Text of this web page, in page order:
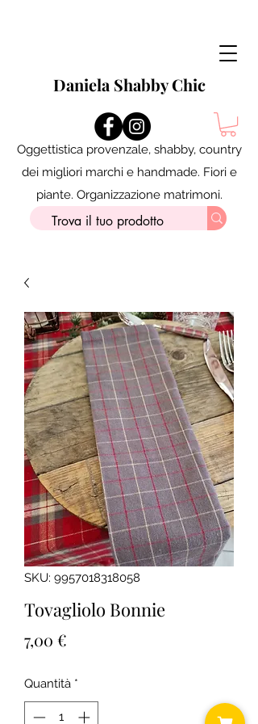
Daniela Shabby Chic
Oggettistica provenzale, shabby, country
dei migliori marchi e handmade. Fiori e
piante. Organizzazione matrimoni.
SKU: 9957018318058
Tovagliolo Bonnie
7,00 €
Quantità *